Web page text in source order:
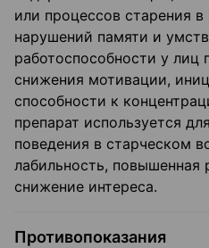
или процессов старения
нарушений памяти и
работоспособности у лиц
снижения мотивации,
способности к
препарат используется
поведения в старческом
лабильность, повышенная
снижение интереса.
Противопоказания